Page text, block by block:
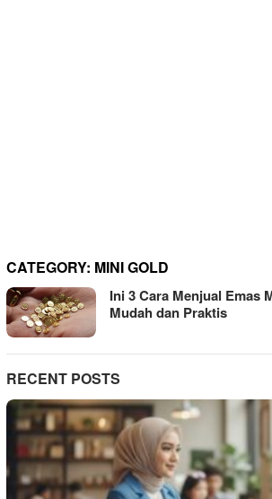
CATEGORY: MINI GOLD
Ini 3 Cara Menjual Emas
Mudah dan Praktis
RECENT POSTS